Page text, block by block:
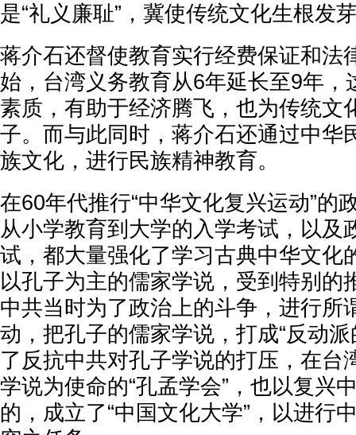
是“礼义廉耻”，冀使传统文化生根发
蒋介石还督使教育实行经费保证和法
始，台湾义务教育从6年延长至9年，
素质，有助于经济腾飞，也为传统文
子。而与此同时，蒋介石还通过中华
族文化，进行民族精神教育。
在60年代推行“中华文化复兴运动”的
从小学教育到大学的入学考试，以及
试，都大量强化了学习古典中华文化
以孔子为主的儒家学说，受到特别的
中共当时为了政治上的斗争，进行所
动，把孔子的儒家学说，打成“反动
了反抗中共对孔子学说的打压，在台
学说为使命的“孔孟学会”，也以复兴
的，成立了“中国文化大学”，以进行